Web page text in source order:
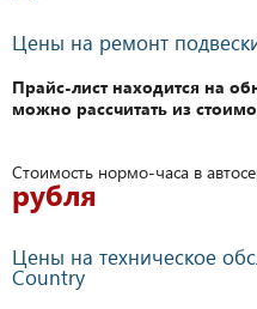
Цены на ремонт
Прайс-лист находится на
можно рассчитать из
Стоимость нормо-часа в
рубля
Цены на техническое
Country